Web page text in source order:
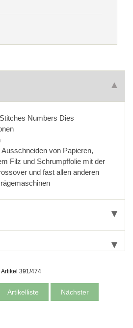
Numbers Dies
von Papieren,
Filz und Schrumpffolie mit der
und fast allen anderen
Artikel 391/474
Artikelliste Nächster